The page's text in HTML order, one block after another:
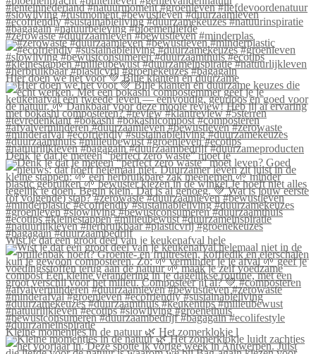
#zerowaste #duurzaamleven #bewustleven #minderplas
Hier doen we het voor 💚 Blije klanten én duurzame
Denk je dat je meteen “perfect zero waste” moet le
Wist je dat een groot deel van je keukenafval hele
Kleine momentjes in de natuur 🌿 Het zomerklokje l